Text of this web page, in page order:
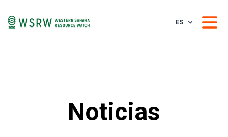
ES
Noticias